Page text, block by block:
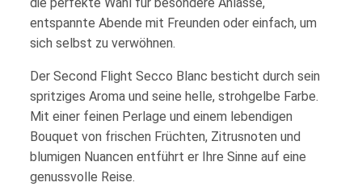
entspannte Abende mit Freunden oder einfach, um
sich selbst zu verwöhnen.
Der Second Flight Secco Blanc besticht durch sein
spritziges Aroma und seine helle, strohgelbe Farbe.
Mit einer feinen Perlage und einem lebendigen
Bouquet von frischen Früchten, Zitrusnoten und
blumigen Nuancen entführt er Ihre Sinne auf eine
genussvolle Reise.